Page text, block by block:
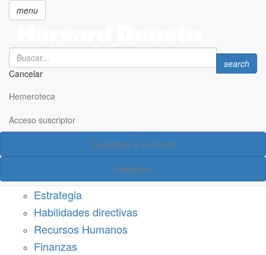
principal
menu
Search
Cancelar
Search
search
Hemeroteca
Acceso suscriptor
Suscríbete a la revista
Newsletter
Acceso suscriptor
Estrategia
Habilidades directivas
Recursos Humanos
Finanzas